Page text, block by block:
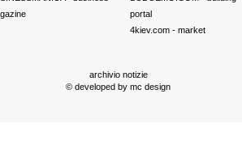
portal
4kiev.com- market
archivio notizie
© developed by mc design